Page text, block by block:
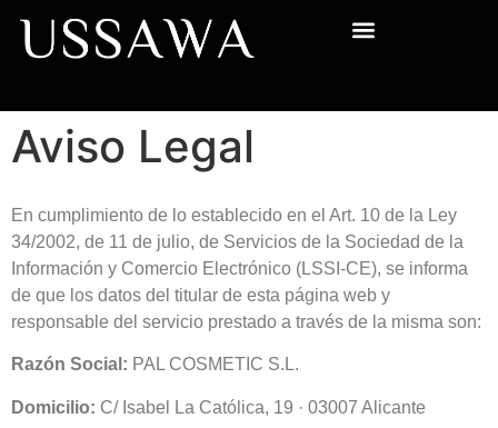
Aviso Legal
En cumplimiento de lo establecido en el Art. 10 de la Ley
34/2002, de 11 de julio, de Servicios de la Sociedad de la
Información y Comercio Electrónico (LSSI-CE), se informa
de que los datos del titular de esta página web y
responsable del servicio prestado a través de la misma son:
Razón Social: PAL COSMETIC S.L.
Domicilio: C/ Isabel La Católica, 19 · 03007 Alicante